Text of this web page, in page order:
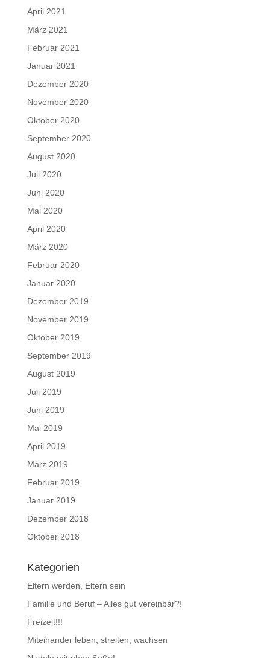
April 2021
März 2021
Februar 2021
Januar 2021
Dezember 2020
November 2020
Oktober 2020
September 2020
August 2020
Juli 2020
Juni 2020
Mai 2020
April 2020
März 2020
Februar 2020
Januar 2020
Dezember 2019
November 2019
Oktober 2019
September 2019
August 2019
Juli 2019
Juni 2019
Mai 2019
April 2019
März 2019
Februar 2019
Januar 2019
Dezember 2018
Oktober 2018
Kategorien
Eltern werden, Eltern sein
Familie und Beruf – Alles gut vereinbar?!
Freizeit!!!
Miteinander leben, streiten, wachsen